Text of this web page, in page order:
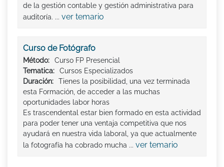
de la gestión contable y gestión administrativa para
auditoría. ... ver temario
Curso de Fotógrafo
Método:
Curso FP Presencial
Tematica:
Cursos Especializados
Duración:
Tienes la posibilidad, una vez terminada
esta Formación, de acceder a las muchas
oportunidades labor horas
Es trascendental estar bien formado en esta actividad
para poder tener una ventaja competitiva que nos
ayudará en nuestra vida laboral, ya que actualmente
la fotografía ha cobrado mucha ... ver temario